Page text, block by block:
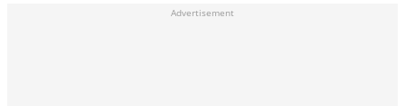
Advertisement